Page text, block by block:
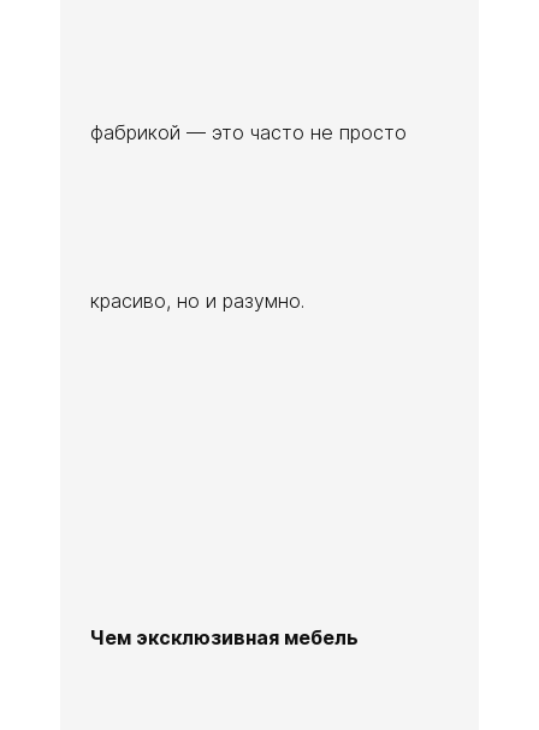
фабрикой — это часто не просто
красиво, но и разумно.
Чем эксклюзивная мебель